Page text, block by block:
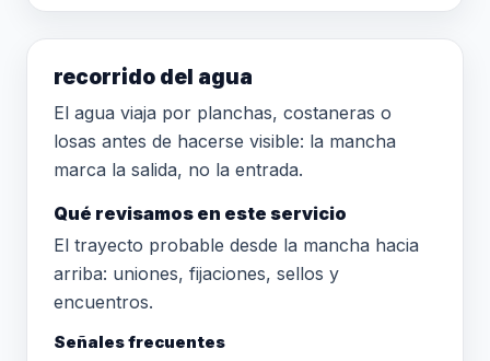
recorrido del agua
El agua viaja por planchas, costaneras o
losas antes de hacerse visible: la mancha
marca la salida, no la entrada.
Qué revisamos en este servicio
El trayecto probable desde la mancha hacia
arriba: uniones, fijaciones, sellos y
encuentros.
Señales frecuentes